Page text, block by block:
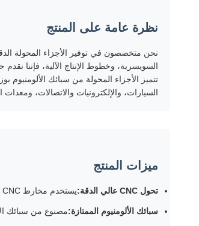
نظرة عامة على المنتج
السويسرية، وخطوط الإنتاج الآلية، فإننا
تتميز الأجزاء المحولة من سبائك الألومنيوم
السيارات، والإلكترونيات والاتصالات، ومعدات
ميزات المنتج
تحول CNC عالي الدقة: يستخدم مخارط CNC المتقدمة والأدوات الدقيقة لتحقيق الأشكال الهندسية المعقدة والتفاوتات الضيقة للأبعاد.
سبائك الألومنيوم الممتازة:مصنوع من سبائك الألومنيوم عالية الجودة مثل